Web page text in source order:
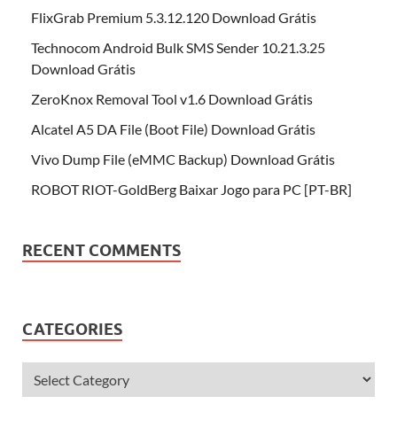
FlixGrab Premium 5.3.12.120 Download Grátis
Technocom Android Bulk SMS Sender 10.21.3.25
Download Grátis
ZeroKnox Removal Tool v1.6 Download Grátis
Alcatel A5 DA File (Boot File) Download Grátis
Vivo Dump File (eMMC Backup) Download Grátis
ROBOT RIOT-GoldBerg Baixar Jogo para PC [PT-BR]
RECENT COMMENTS
CATEGORIES